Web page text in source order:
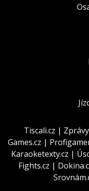
Tiscali.cz | Zprávy
Games.cz |
Karaoketexty.cz |
Fights.cz |